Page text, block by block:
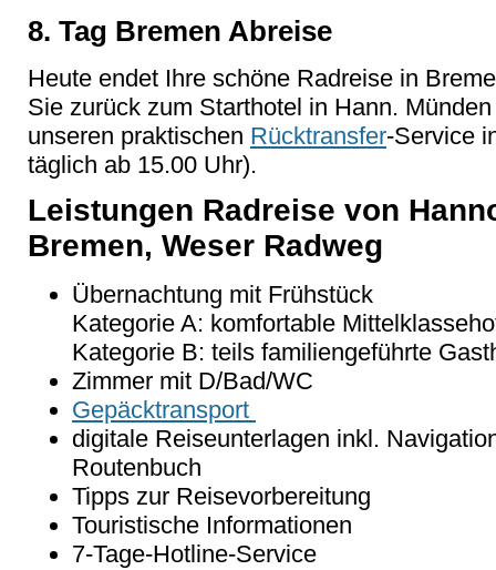
8. Tag Bremen Abreise
Heute endet Ihre schöne Radreise in
Sie zurück zum Starthotel in Hann.
unseren praktischen Rücktransfer-Service
täglich ab 15.00 Uhr).
Leistungen Radreise von
Bremen, Weser Radweg
Übernachtung mit Frühstück
Kategorie A: komfortable
Kategorie B: teils familiengeführte
Zimmer mit D/Bad/WC
Gepäcktransport
digitale Reiseunterlagen inkl.
Routenbuch
Tipps zur Reisevorbereitung
Touristische Informationen
7-Tage-Hotline-Service